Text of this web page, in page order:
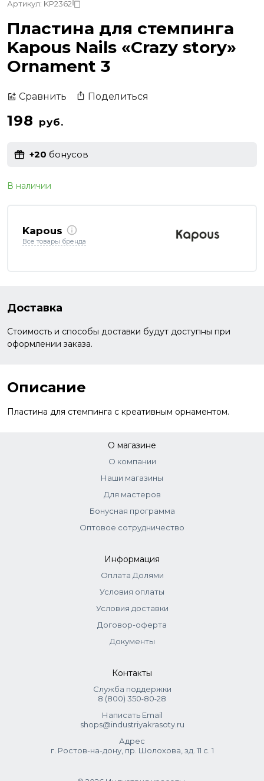
Артикул: KP2362
Пластина для стемпинга
Kapous Nails «Crazy story»
Ornament 3
Сравнить Поделиться
198 руб.
+20 бонусов
В наличии
Kapous
Все товары бренда
Доставка
Стоимость и способы доставки будут доступны при
оформлении заказа.
Описание
Пластина для стемпинга с креативным орнаментом.
О магазине
О компании
Наши магазины
Для мастеров
Бонусная программа
Оптовое сотрудничество
Информация
Оплата Долями
Условия оплаты
Условия доставки
Договор-оферта
Документы
Контакты
Служба поддержки
8 (800) 350‑80‑28
Написать Email
shops@industriyakrasoty.ru
Адрес
г. Ростов-на-дону, пр. Шолохова, зд. 11 с. 1